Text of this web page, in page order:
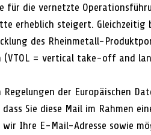
für die vernetzte
erheblich steigert. Gleichzeitig
des Rheinmetall-
(VTOL = vertical take-off and
Regelungen der Europäischen
dass Sie diese Mail im Rahmen
wir Ihre E-Mail-Adresse sowie